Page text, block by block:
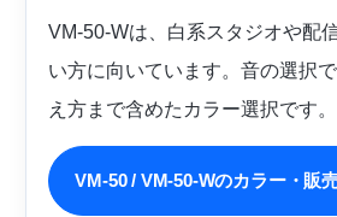
VM-50-Wは、白系スタジオや配
い方に向いています。音の選択
え方まで含めたカラー選択です。
VM-50 / VM-50-Wのカラー・販